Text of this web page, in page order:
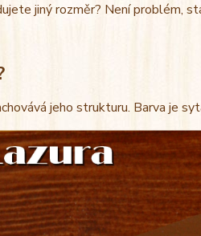
jiný rozměr? Není problém,
jeho strukturu. Barva je